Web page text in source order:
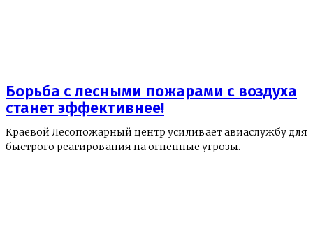
Борьба с лесными пожарами с воздуха
станет эффективнее!
Краевой Лесопожарный центр усиливает авиаслужбу для
быстрого реагирования на огненные угрозы.